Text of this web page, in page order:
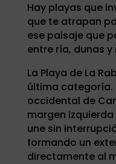
Hay playas que
que te atrapan
ese paisaje que
entre ría, dunas y
La Playa de La
última categoría.
occidental de
margen izquierda
une sin
formando un
directamente al